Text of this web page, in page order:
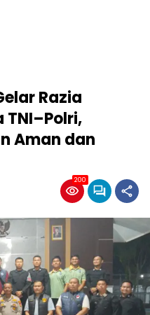
Razia
TNI–Polri,
Aman dan
200